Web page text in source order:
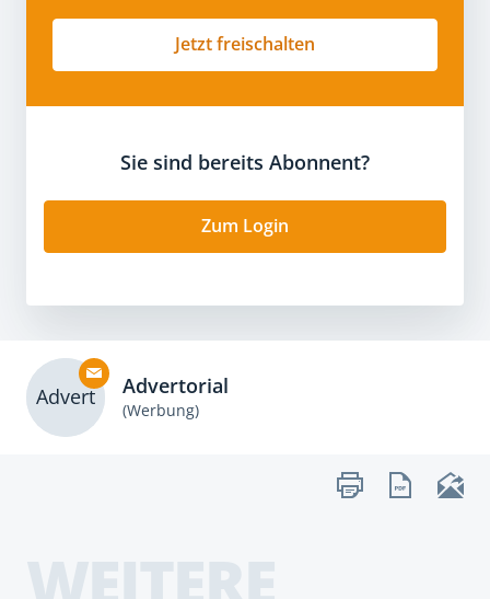
Jetzt freischalten
Sie sind bereits Abonnent?
Zum Login
Advert Advertorial
(Werbung)